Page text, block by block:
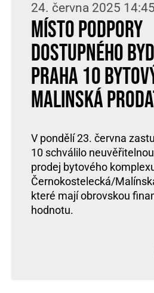
24. června 2025 14:45
MÍSTO PODPORY
DOSTUPNÉHO
PRAHA 10
MALINSKÁ
V pondělí 23. června
10 schválilo
prodej bytového
Černokostelecká/
které mají obrovskou
hodnotu.